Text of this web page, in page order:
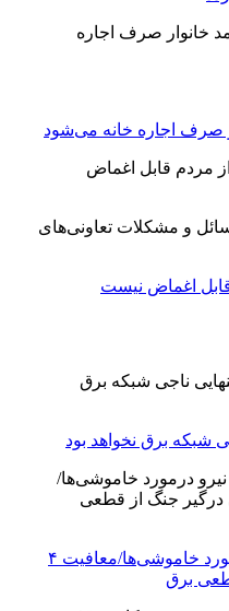
و مشکلات تعاونی‌های
قابل اغماض نیست
شبکه برق نخواهد بود
آخرین اظهارات وزیر نیرو درمورد خاموشی‌ها/معافیت ۴
برق